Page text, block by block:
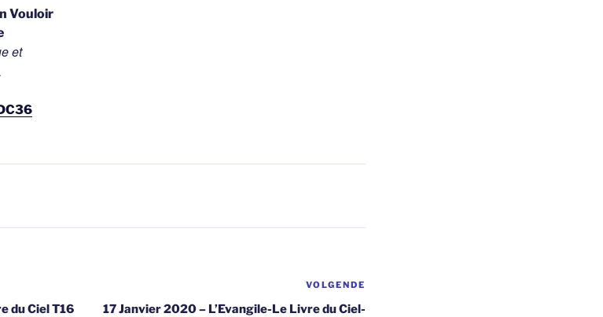
Vouloir
et
du Ciel T16
VOLGENDE
17 Janvier 2020 – L’Evangile-Le Livre du Ciel-